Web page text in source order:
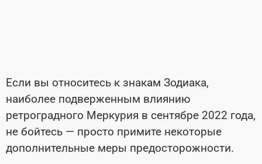
Если вы относитесь к знакам Зодиака,
наиболее подверженным влиянию
ретроградного Меркурия в сентябре 2022 года,
не бойтесь — просто примите некоторые
дополнительные меры предосторожности.